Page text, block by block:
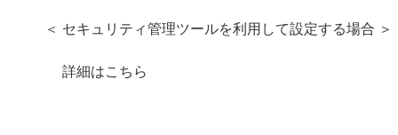
＜ セキュリティ管理ツールを利用して設定する場合 ＞
詳細はこちら